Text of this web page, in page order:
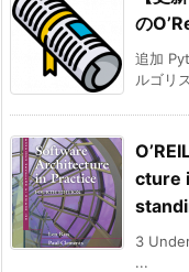
の
追加
ルゴリ
cture
3
...